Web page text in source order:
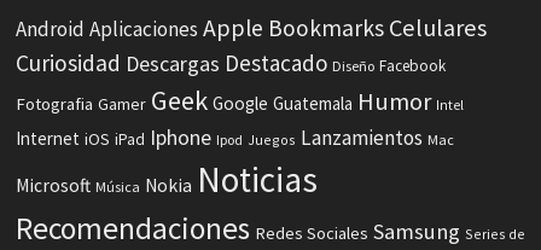
Android Aplicaciones Apple Bookmarks Celulares
Curiosidad Descargas Destacado Diseño Facebook
Fotografia Gamer Geek Google Guatemala Humor Intel
Internet iOS iPad Iphone Ipod Juegos Lanzamientos Mac
Microsoft Música Nokia Noticias
Recomendaciones Redes Sociales Samsung Series de